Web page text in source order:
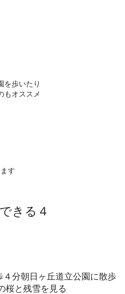
を歩いたり
もオススメ
す
きる４
４分朝日ヶ丘道立公園に散歩
桜と残雪を見る